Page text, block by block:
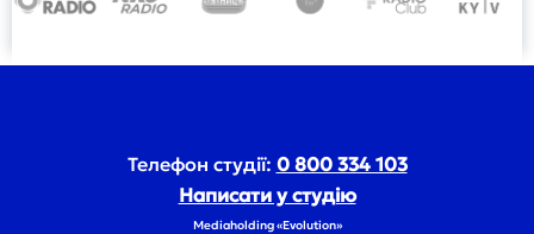
Телефон студії: 0 800 334 103
Написати у студію
Mediaholding «Evolution»